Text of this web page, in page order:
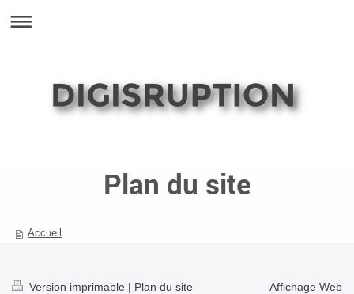
Plan du site
Accueil
Version imprimable | Plan du site
Affichage Web